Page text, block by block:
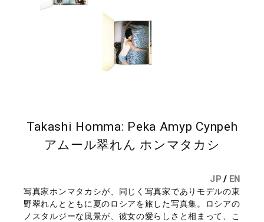
Takashi Homma: Peka Amyp Cynpeh
アムール翠れん ホンマタカシ
JP / EN
写真家ホンマタカシが、同じく写真家でありモデルの東
野翠れんとともに夏のロシアを旅した写真集。ロシアの
ノスタルジーな風景が、彼女の愛らしさと相まって、こ